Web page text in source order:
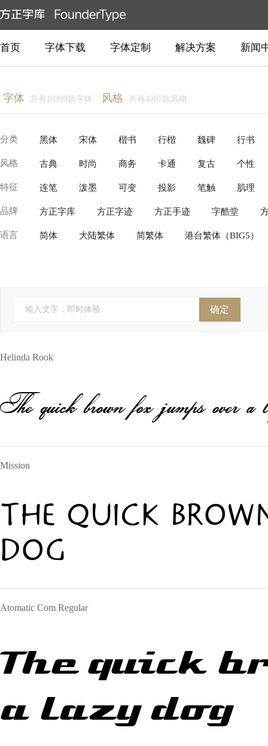
首页 字体下载 字体定制 解决方案 新闻
字体 共有16999款字体 风格 共有4207款风格
分类 黑体 宋体 楷书 行楷 魏碑 行书
创意书写 常规书写·毛笔 常规书写·硬笔 衬
风格 古典 时尚 商务 卡通 复古 个性
柔美 温暖 近代 动感 豪放 新中式
特征 连笔 泼墨 可变 投影 笔触 肌理
逆反差 具象装饰 故障变形 有机流动
品牌 方正字库 方正字迹 方正手迹 字酷堂
Production Type Fontworks Linotype(Monotype)
株式会社视觉设计研究所 株式会社 視覚デザイン研
语言 简体 大陆繁体 简繁体 港台繁体（BIG5）
全球字
输入文字，即时体验 确定
Helinda Rook
The quick brown fox jumps over a
Mission
The quick
dog
Atomatic Com Regular
The quick
a lazy dog